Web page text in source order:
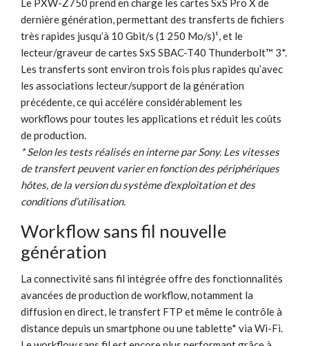
dernière génération, permettant des transferts de fichiers
très rapides jusqu’à 10 Gbit/s (1 250 Mo/s)¹, et le
lecteur/graveur de cartes SxS SBAC-T40 Thunderbolt™ 3*.
Les transferts sont environ trois fois plus rapides qu’avec
les associations lecteur/support de la génération
précédente, ce qui accélère considérablement les
workflows pour toutes les applications et réduit les coûts
de production.
* Selon les tests réalisés en interne par Sony. Les vitesses
de transfert peuvent varier en fonction des périphériques
hôtes, de la version du système d’exploitation et des
conditions d’utilisation.
Workflow sans fil nouvelle
génération
La connectivité sans fil intégrée offre des fonctionnalités
avancées de production de workflow, notamment la
diffusion en direct, le transfert FTP et même le contrôle à
distance depuis un smartphone ou une tablette* via Wi-Fi.